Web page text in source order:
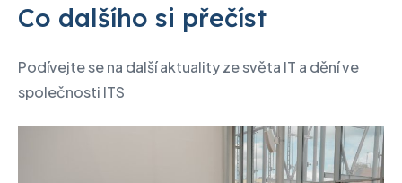
Co dalšího si přečíst
Podívejte se na další aktuality ze světa IT a dění ve
společnosti ITS